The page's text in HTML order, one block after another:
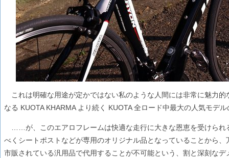
これは明確な用途が定かではない私のような人間には非常に魅力
なる KUOTA KHARMA より続く KUOTA 全ロード中最大の人気モデ
……が、このエアロフレームは快適な走行に大きな恩恵を受けられ
べくシートポストなどが専用のオリジナル品となっていることから
市販されている汎用品で代用することが不可能という、割と深刻な